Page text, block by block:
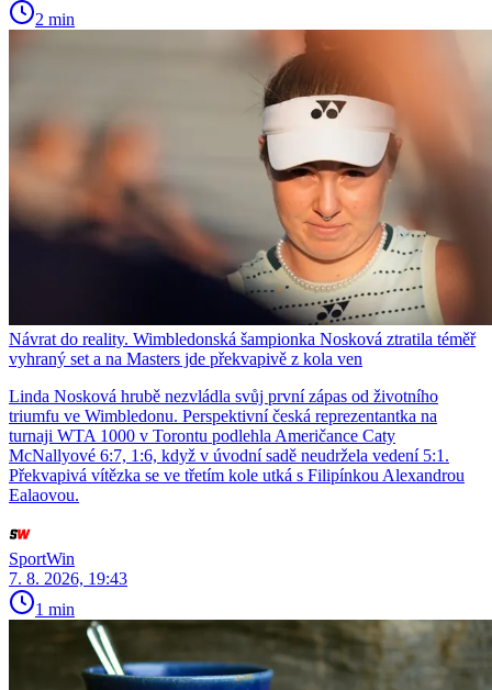
2 min
Návrat do reality. Wimbledonská šampionka Nosková ztratila téměř
vyhraný set a na Masters jde překvapivě z kola ven
Linda Nosková hrubě nezvládla svůj první zápas od životního
triumfu ve Wimbledonu. Perspektivní česká reprezentantka na
turnaji WTA 1000 v Torontu podlehla Američance Caty
McNallyové 6:7, 1:6, když v úvodní sadě neudržela vedení 5:1.
Překvapivá vítězka se ve třetím kole utká s Filipínkou Alexandrou
Ealaovou.
SportWin
7. 8. 2026, 19:43
1 min